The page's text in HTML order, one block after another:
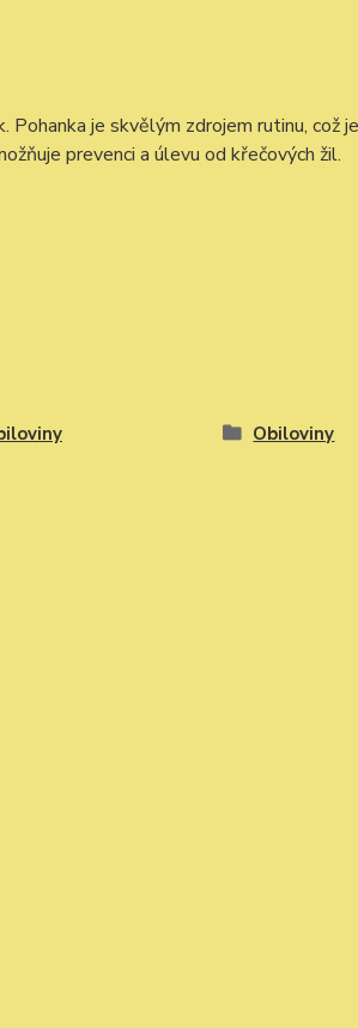
Pohanka je skvělým zdrojem rutinu, což
prevenci a úlevu od křečových žil.
Obiloviny